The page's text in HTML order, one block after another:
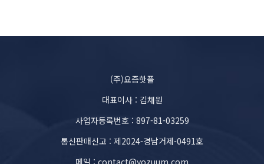
(주)요즘핫플
대표이사 : 김채원
사업자등록번호 : 897-81-03259
통신판매신고 : 제2024-경남거제-0491호